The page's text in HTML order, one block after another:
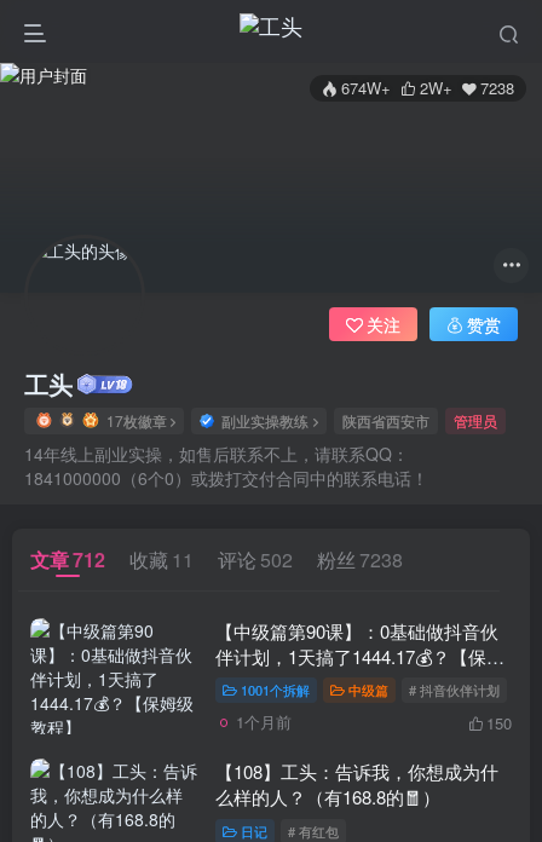
674W+ 2W+ 7238
工头
17枚徽章 副业实操教练 陕西省西安市 管理员
14年线上副业实操，如售后联系不上，请联系QQ：
1841000000（6个0）或拨打交付合同中的联系电话！
关注 赞赏
文章712 收藏 11 评论 502 粉丝 7238
【中级篇第90课】：0基础做抖音伙
伴计划，1天搞了1444.17💰？【保姆
级教程】
1001个拆解 中级篇 # 抖音伙伴计划
1个月前 150
【108】工头：告诉我，你想成为什
么样的人？（有168.8的🧧）
日记 # 有红包